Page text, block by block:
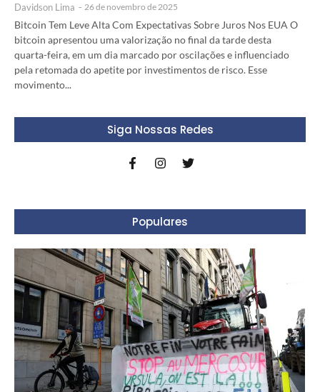
Davidson Lima - 26 de novembro de 2025
Bitcoin Tem Leve Alta Com Expectativas Sobre Juros Nos EUA O
bitcoin apresentou uma valorização no final da tarde desta
quarta-feira, em um dia marcado por oscilações e influenciado
pela retomada do apetite por investimentos de risco. Esse
movimento...
Siga Nossas Redes
Populares